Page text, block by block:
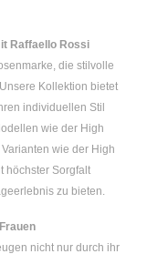
Raffaello Rossi
die stilvolle
Kollektion bietet
individuellen Stil
wie der High
wie der High
höchster Sorgfalt
zu bieten.
nicht nur durch ihr